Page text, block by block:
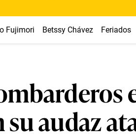
Fujimori Betssy Chávez Feriados
audaz